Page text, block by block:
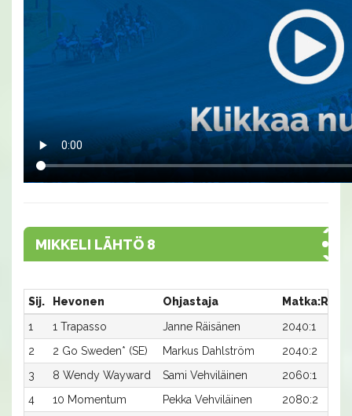
MIKKELI LÄHTÖ 8
Sij. Hevonen Ohjastaja
Matka:Rata
1
1 Trapasso Janne Räisänen
2040:1
2
2 Go Sweden* (SE) Markus Dahlström
2040:2
3
8 Wendy Wayward Sami Vehviläinen
2060:1
4
10 Momentum Pekka Vehviläinen
2080:2